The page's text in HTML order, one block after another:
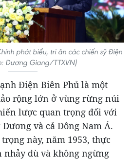
phát biểu, tri ân các chiến sỹ Điện
Dương Giang/TTXVN)
Điện Biên Phủ là một
rộng lớn ở vùng rừng núi
lược quan trọng đối với
và cả Đông Nam Á.
này, năm 1953, thực
nhảy dù và không ngừng